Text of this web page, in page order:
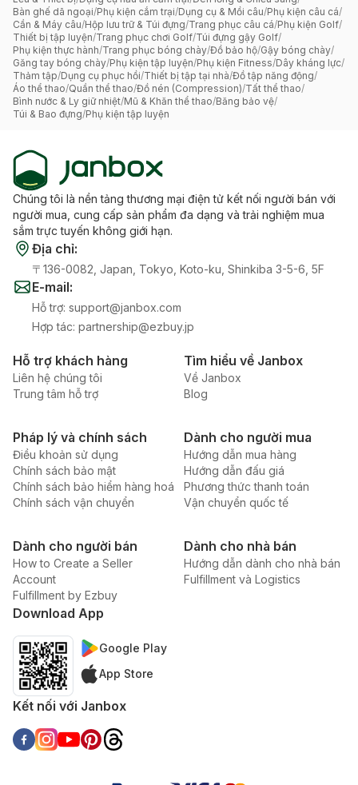
Bàn ghế dã ngoại/Phụ kiện cắm trại/Dụng cụ & Mồi câu/Phụ kiện câu cá/
Cần & Máy câu/Hộp lưu trữ & Túi đựng/Trang phục câu cá/Phụ kiện Golf/
Thiết bị tập luyện/Trang phục chơi Golf/Túi đựng gậy Golf/
Phụ kiện thực hành/Trang phục bóng chày/Đồ bảo hộ/Gậy bóng chày/
Găng tay bóng chày/Phụ kiện tập luyện/Phụ kiện Fitness/Dây kháng lực/
Thảm tập/Dụng cụ phục hồi/Thiết bị tập tại nhà/Đồ tập năng động/
Áo thể thao/Quần thể thao/Đồ nén (Compression)/Tất thể thao/
Bình nước & Ly giữ nhiệt/Mũ & Khăn thể thao/Băng bảo vệ/
Túi & Bao đựng/Phụ kiện tập luyện
Chúng tôi là nền tảng thương mại điện tử kết nối người bán với
người mua, cung cấp sản phẩm đa dạng và trải nghiệm mua
sắm trực tuyến không giới hạn.
Địa chỉ:
〒136-0082, Japan, Tokyo, Koto-ku, Shinkiba 3-5-6, 5F
E-mail:
Hỗ trợ: support@janbox.com
Hợp tác: partnership@ezbuy.jp
Hỗ trợ khách hàng
Liên hệ chúng tôi
Trung tâm hỗ trợ
Tìm hiểu về Janbox
Về Janbox
Blog
Pháp lý và chính sách
Điều khoản sử dụng
Chính sách bảo mật
Chính sách bảo hiểm hàng hoá
Chính sách vận chuyển
Dành cho người mua
Hướng dẫn mua hàng
Hướng dẫn đấu giá
Phương thức thanh toán
Vận chuyển quốc tế
Dành cho người bán
How to Create a Seller
Account
Fulfillment by Ezbuy
Dành cho nhà bán
Hướng dẫn dành cho nhà bán
Fulfillment và Logistics
Download App
Google Play
App Store
Kết nối với Janbox